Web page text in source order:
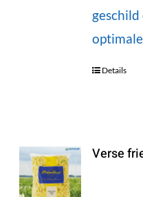
Details
Verse